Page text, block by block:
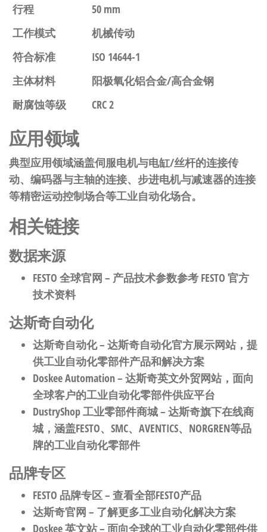
行程
50 mm
工作模式
机械传动
符合标准
ISO 14644-1
主体材料
阳极氧化铝合金/高合金钢
耐腐蚀等级
CRC 2
应用领域
典型应用领域涵盖伺服电机与电缸/丝杆的连接传
动、编码器与主轴的连接、步进电机与减速器的连接
等精密运动控制场合等工业自动化场合。
相关链接
数据来源
FESTO 全球官网 – 产品技术参数参考 FESTO 官方
技术资料
达斯奇自动化
达斯奇自动化– 达斯奇自动化官方展示网站，提
供工业自动化零部件产品和解决方案
Doskee Automation– 达斯奇英文外贸网站，面向
全球客户的工业自动化零部件供应平台
DustryShop 工业零部件商城– 达斯奇旗下在线商
城，涵盖FESTO、SMC、AVENTICS、NORGREN等品
牌的工业自动化零部件
品牌专区
FESTO 品牌专区– 查看全部FESTO产品
达斯奇官网 – 了解更多工业自动化解决方案
Doskee 英文站– 面向全球的工业自动化零部件供